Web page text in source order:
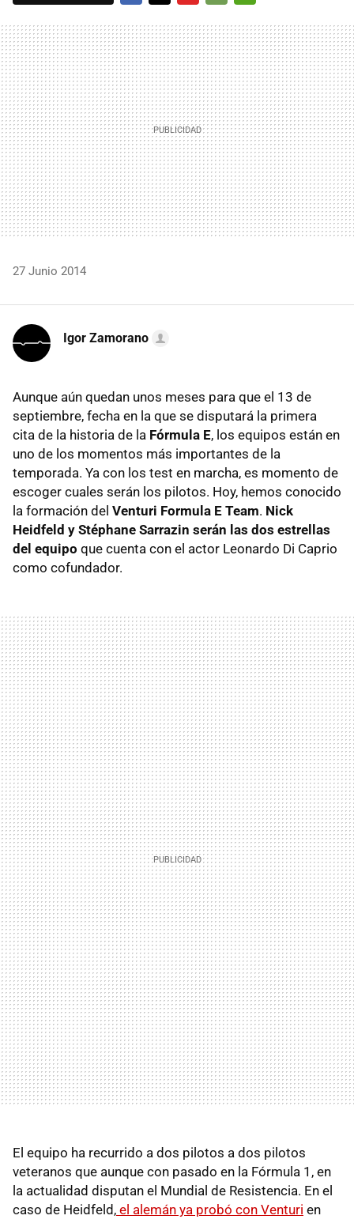
MAIL
27 Junio 2014
Igor Zamorano
Aunque aún quedan unos meses para que el 13 de
septiembre, fecha en la que se disputará la primera
cita de la historia de la Fórmula E, los equipos están en
uno de los momentos más importantes de la
temporada. Ya con los test en marcha, es momento de
escoger cuales serán los pilotos. Hoy, hemos conocido
la formación del Venturi Formula E Team. Nick
Heidfeld y Stéphane Sarrazin serán las dos estrellas
del equipo que cuenta con el actor Leonardo Di Caprio
como cofundador.
El equipo ha recurrido a dos pilotos a dos pilotos
veteranos que aunque con pasado en la Fórmula 1, en
la actualidad disputan el Mundial de Resistencia. En el
caso de Heidfeld, el alemán ya probó con Venturi en